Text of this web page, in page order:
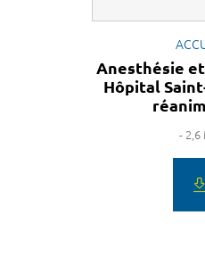
Anesthésie
Hôpital
- 2,6